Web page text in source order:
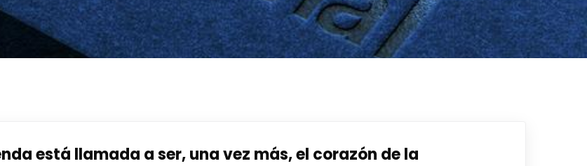
está llamada a ser, una vez más, el corazón de la